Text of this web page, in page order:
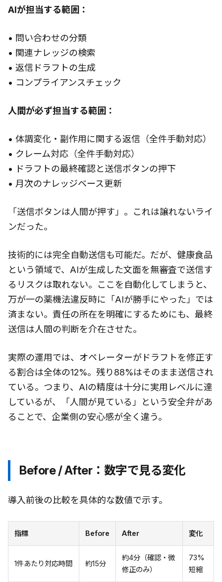
AIが担当する範囲：
• 問い合わせの分類
• 関連ナレッジの検索
• 返信ドラフトの生成
• コンプライアンスチェック
人間が必ず担当する範囲：
• 体調変化・副作用に関する返信（全件手動対応）
• クレーム対応（全件手動対応）
• ドラフトの最終確認と送信ボタンの押下
• 月次のナレッジベース更新
「送信ボタンは人間が押す」。これは譲れないライ
ンだった。
技術的には完全自動送信も可能だ。だが、健康食品
という領域で、AIが生成した文面を無審査で送信す
るリスクは取れない。ここを自動化してしまうと、
万が一の薬機法違反時に「AIが勝手にやった」では
済まない。責任の所在を明確にするためにも、最終
送信は人間の判断を介在させた。
実際の運用では、オペレーターがドラフトを修正す
る割合は全体の12%。残り88%はそのまま送信され
ている。つまり、AIの精度は十分に実用レベルに達
しているが、「人間が見ている」という安全弁があ
ることで、企業側の安心感が全く違う。
Before / After：数字で見る変化
導入前後の比較を具体的な数値で示す。
指標 Before After 変化
1件あたり対応時間 約15分
約4分（確認・微
修正のみ）
73%
短縮